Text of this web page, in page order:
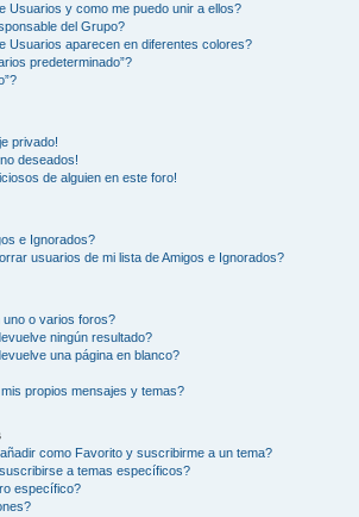
Usuarios y como me puedo unir a ellos?
del Grupo?
Usuarios aparecen en diferentes colores?
predeterminado”?
privado!
deseados!
de alguien en este foro!
e Ignorados?
usuarios de mi lista de Amigos e Ignorados?
o varios foros?
ningún resultado?
una página en blanco?
propios mensajes y temas?
como Favorito y suscribirme a un tema?
a temas específicos?
específico?